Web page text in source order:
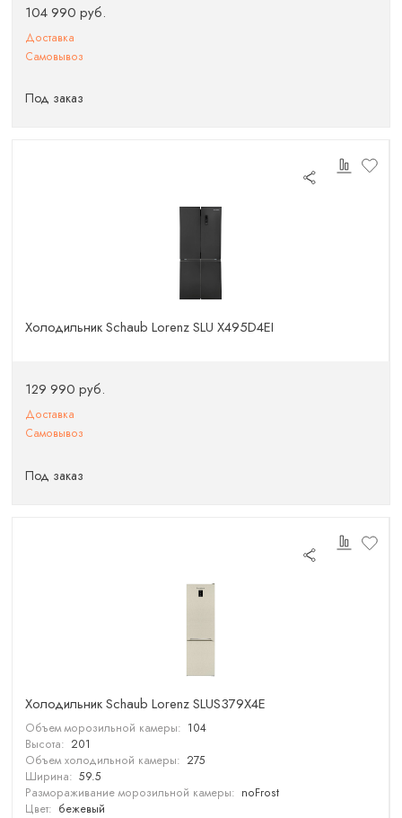
104 990 руб.
Доставка
Самовывоз
Под заказ
Холодильник Schaub Lorenz SLU X495D4EI
129 990 руб.
Доставка
Самовывоз
Под заказ
Холодильник Schaub Lorenz SLUS379X4E
Объем морозильной камеры: 104
Высота: 201
Объем холодильной камеры: 275
Ширина: 59.5
Размораживание морозильной камеры: noFrost
Цвет: бежевый